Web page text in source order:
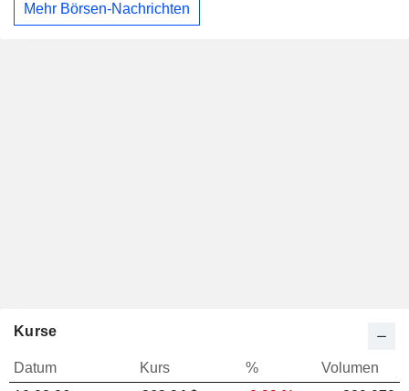
Mehr Börsen-Nachrichten
Kurse
Datum Kurs %
Volumen